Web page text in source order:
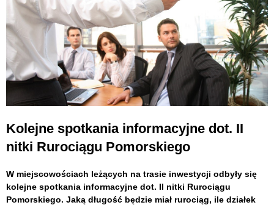
Kolejne spotkania informacyjne dot. II
nitki Rurociągu Pomorskiego
W miejscowościach leżących na trasie inwestycji odbyły się
kolejne spotkania informacyjne dot. II nitki Rurociągu
Pomorskiego. Jaką długość będzie miał rurociąg, ile działek